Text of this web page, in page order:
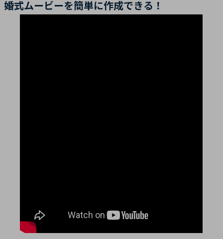
婚式ムービーを簡単に作成できる！